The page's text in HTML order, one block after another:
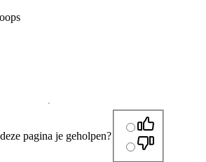
pagina je geholpen?